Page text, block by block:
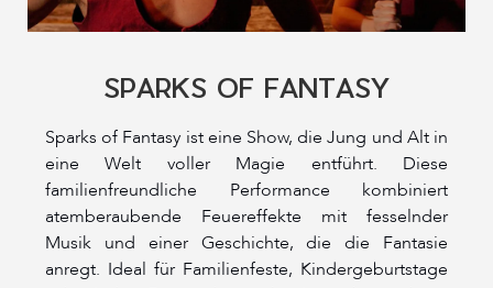
SPARKS OF FANTASY
Sparks of Fantasy ist eine Show, die Jung und Alt in
eine Welt voller Magie entführt. Diese
familienfreundliche Performance kombiniert
atemberaubende Feuereffekte mit fesselnder
Musik und einer Geschichte, die die Fantasie
anregt. Ideal für Familienfeste, Kindergeburtstage